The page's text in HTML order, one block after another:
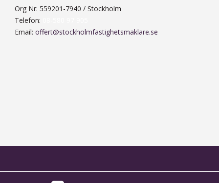
Org Nr: 559201-7940 / Stockholm
Telefon:
Email: offert@stockholmfastighetsmaklare.se